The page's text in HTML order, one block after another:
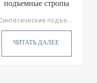
подъемные стропы
Синтетические подъемные стропы 2T Eye-Eye Изготовлен из высокопрочной ленты из 100% полиэстера с усиленными петлями для проушин на обоих концах. Он может быть изготовлен из одного или четырех слоев, которые мы обычно называем стропами Simplex, стропами Duplex, стропами Triplex и Quadraplex.
ЧИТАТЬ ДАЛЕЕ